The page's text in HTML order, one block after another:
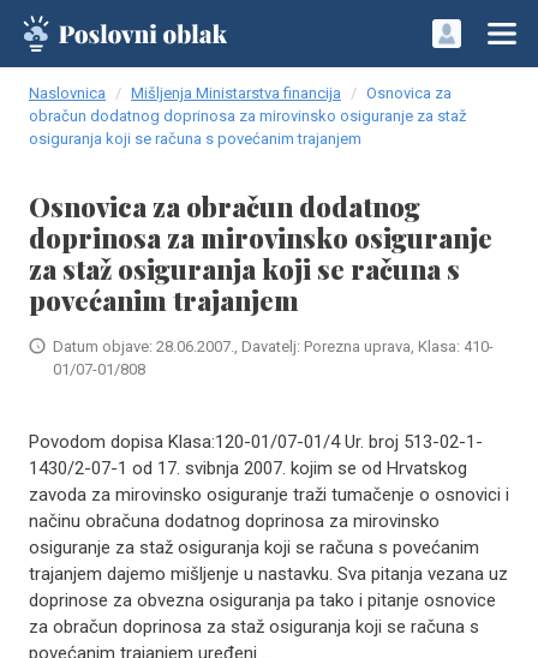
Naslovnica Mišljenja Ministarstva financija
Osnovica za
obračun dodatnog doprinosa za mirovinsko osiguranje za staž
osiguranja koji se računa s povećanim trajanjem
Osnovica za obračun dodatnog
doprinosa za mirovinsko osiguranje
za staž osiguranja koji se računa s
povećanim trajanjem
Datum objave: 28.06.2007., Davatelj: Porezna uprava, Klasa: 410-
01/07-01/808
Povodom dopisa Klasa:120-01/07-01/4 Ur. broj 513-02-1-
1430/2-07-1 od 17. svibnja 2007. kojim se od Hrvatskog
zavoda za mirovinsko osiguranje traži tumačenje o osnovici i
načinu obračuna dodatnog doprinosa za mirovinsko
osiguranje za staž osiguranja koji se računa s povećanim
trajanjem dajemo mišljenje u nastavku. Sva pitanja vezana uz
doprinose za obvezna osiguranja pa tako i pitanje osnovice
za obračun doprinosa za staž osiguranja koji se računa s
povećanim trajanjem uređeni ..